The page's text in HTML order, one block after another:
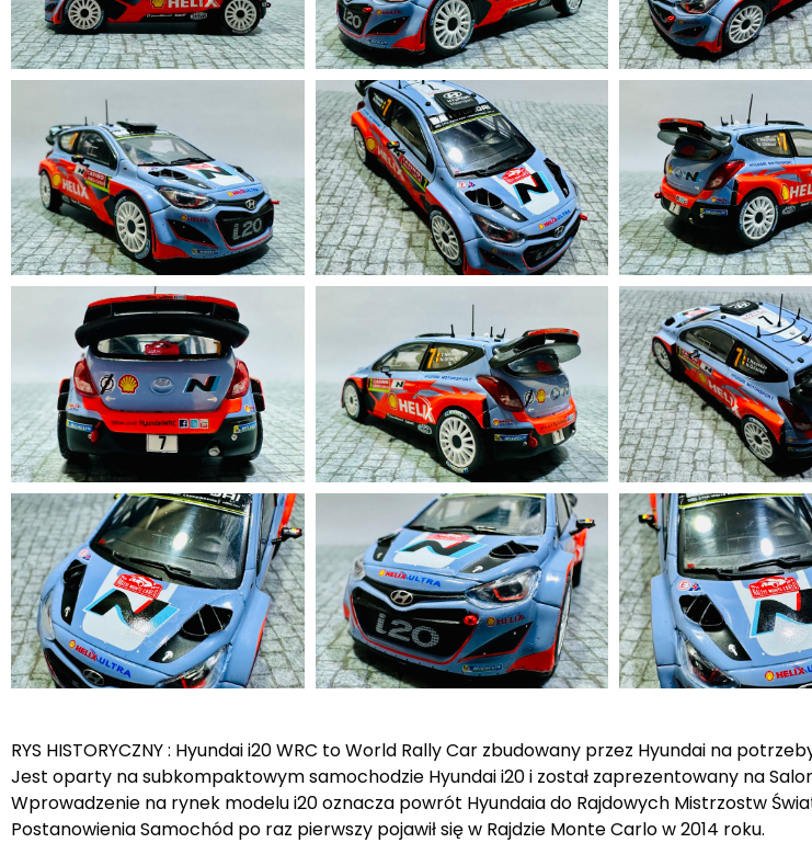
RYS HISTORYCZNY : Hyundai i20 WRC to World Rally Car zbudowany przez Hyundai na
Jest oparty na subkompaktowym samochodzie Hyundai i20 i został zaprezentowany na
Wprowadzenie na rynek modelu i20 oznacza powrót Hyundaia do Rajdowych Mistrzostw
Postanowienia Samochód po raz pierwszy pojawił się w Rajdzie Monte Carlo w 2014 roku.